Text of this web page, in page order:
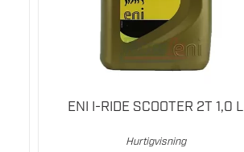
ENI I-RIDE SCOOTER 2T 1,0 L
Hurtigvisning